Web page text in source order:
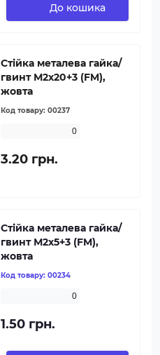
До кошика
Стійка металева гайка/
гвинт М2х20+3 (FM),
жовта
Код товару: 00237
0
3.20 грн.
Стійка металева гайка/
гвинт М2х5+3 (FM),
жовта
Код товару: 00234
0
1.50 грн.